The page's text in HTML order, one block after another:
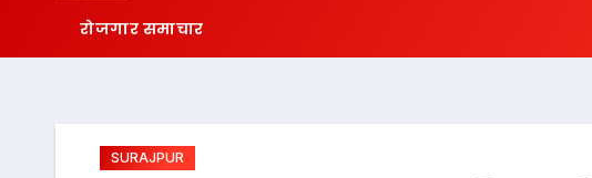
रोजगार समाचार
SURAJPUR